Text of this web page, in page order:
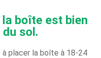
boîte est bien
sol.
placer la boîte à 18-24